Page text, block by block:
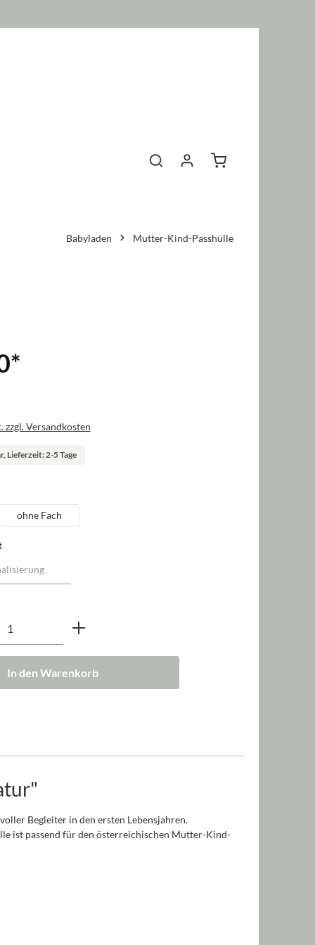
Warenkorb enthält 0
Babyladen Mutter-Kind-Passhülle
*
zzgl. Versandkosten
Lieferzeit: 2-5 Tage
ohne Fach
Gib den gewünschten Wert ein
In den Warenkorb
Begleiter in den ersten Lebensjahren.
ist passend für den österreichischen Mutter-Kind-